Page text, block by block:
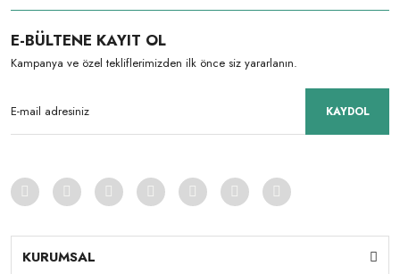
E-BÜLTENE KAYIT OL
Kampanya ve özel tekliflerimizden ilk önce siz yararlanın.
KAYDOL
KURUMSAL